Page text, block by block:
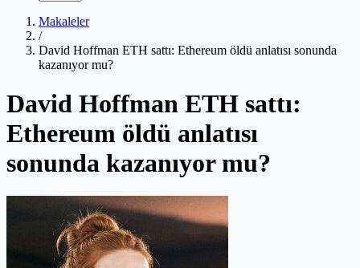
Makaleler
/
David Hoffman ETH sattı: Ethereum öldü anlatısı sonunda
kazanıyor mu?
David Hoffman ETH sattı:
Ethereum öldü anlatısı
sonunda kazanıyor mu?